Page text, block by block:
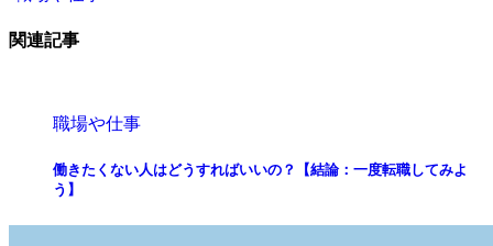
関連記事
職場や仕事
働きたくない人はどうすればいいの？【結論：一度転職してみよ
う】